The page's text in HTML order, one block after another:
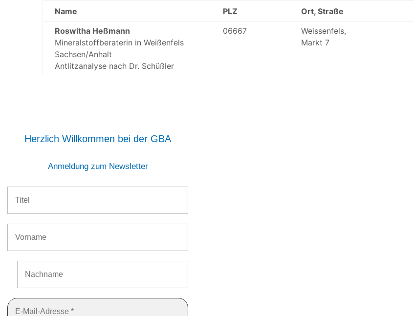
Name PLZ Ort, Straße
Roswitha Heßmann
Mineralstoffberaterin in Weißenfels
Sachsen/Anhalt
Antlitzanalyse nach Dr. Schüßler
06667
Weissenfels,
Markt 7
Herzlich Willkommen bei der GBA
Anmeldung zum Newsletter